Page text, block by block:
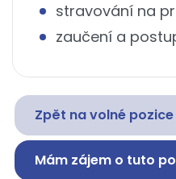
stravování na
zaučení a
Zpět na volné pozice
Mám zájem o tuto